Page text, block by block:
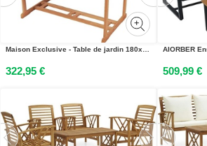
Maison Exclusive - Table de jardin 180x90x75 cm en teck massif
322,95 € 509,99 €